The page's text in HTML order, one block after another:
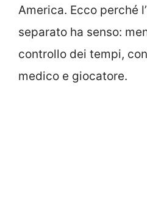
America. Ecco perché
separato ha senso:
controllo dei tempi,
medico e giocatore.